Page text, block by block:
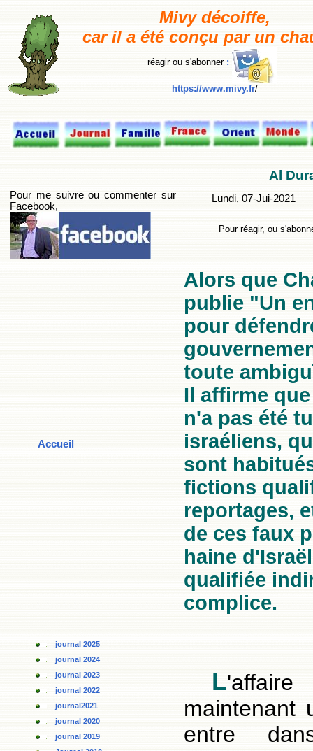
Mivy décoiffe,
car il a été conçu par un
réagir ou s'abonner :
https://www.mivy.fr/
Pour me suivre ou commenter sur
Facebook,
Al
Lundi, 07-Jui-2021
Pour réagir, ou
Accueil
Alors que
publie "Un
pour
toute
Il affirme
n'a pas été
israéliens,
sont
fictions
reportages,
de ces faux
haine
qualifiée
complice.
journal 2025
journal 2024
journal 2023
journal 2022
journal2021
journal 2020
journal 2019
L
maintenant
entre